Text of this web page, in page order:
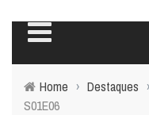
Home › Destaques ›
S01E06